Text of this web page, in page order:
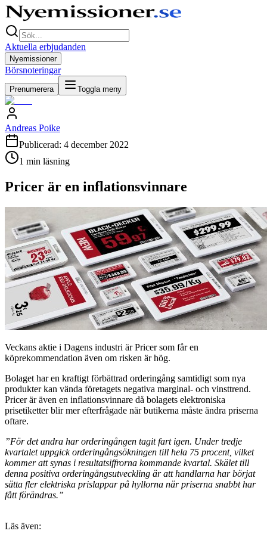
Aktuella erbjudanden
Nyemissioner
Börsnoteringar
Prenumerera Toggla meny
Andreas Poike
Publicerad: 4 december 2022
1 min läsning
Pricer är en inflationsvinnare
Veckans aktie i Dagens industri är Pricer som får en
köprekommendation även om risken är hög.
Bolaget har en kraftigt förbättrad orderingång samtidigt som nya
produkter kan vända företagets negativa marginal- och vinsttrend.
Pricer är även en inflationsvinnare då bolagets elektroniska
prisetiketter blir mer efterfrågade när butikerna måste ändra priserna
oftare.
”För det andra har orderingången tagit fart igen. Under tredje
kvartalet uppgick orderingångsökningen till hela 75 procent, vilket
kommer att synas i resultatsiffrorna kommande kvartal. Skälet till
denna positiva orderingångsutveckling är att handlarna har börjat
sätta fler elektriska prislappar på hyllorna när priserna snabbt har
fått förändras.”
Läs även: